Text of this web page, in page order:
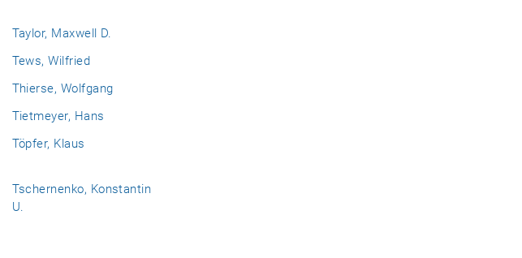
Taylor, Maxwell D.
Tews, Wilfried
Thierse, Wolfgang
Tietmeyer, Hans
Töpfer, Klaus
Tschernenko, Konstantin
U.